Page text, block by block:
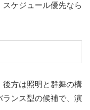
ケジュール優先なら
方は照明と群舞の構
ランス型の候補で、演